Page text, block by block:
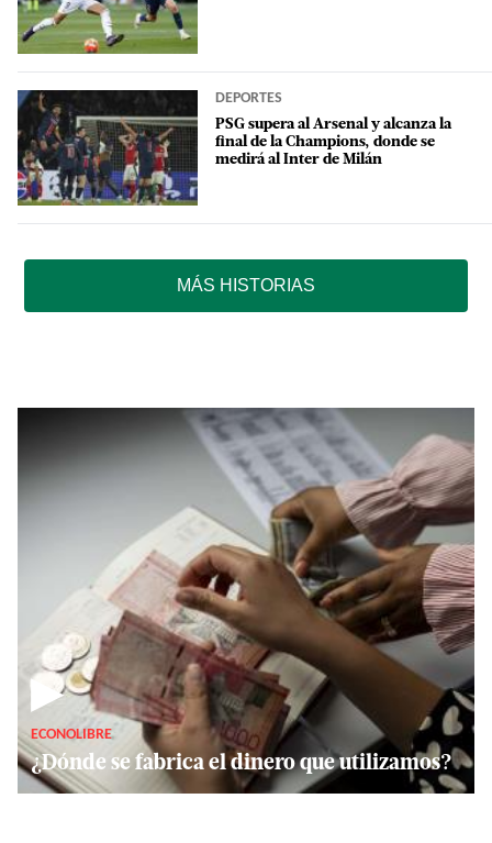
DEPORTES
PSG supera al Arsenal y alcanza la
final de la Champions, donde se
medirá al Inter de Milán
MÁS HISTORIAS
▶
ECONOLIBRE
¿Dónde se fabrica el dinero que utilizamos?